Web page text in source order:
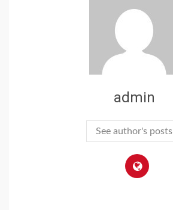
admin
See author's posts